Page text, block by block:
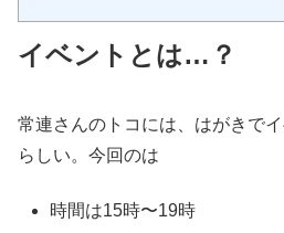
イベントとは…？
常連さんのトコには、はがきで
らしい。今回のは
時間は15時〜19時